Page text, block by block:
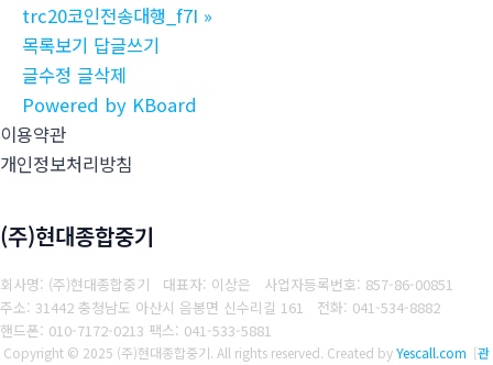
trc20코인전송대행_f7I »
목록보기 답글쓰기
글수정 글삭제
Powered by KBoard
이용약관
개인정보처리방침
(주)현대종합중기
회사명: (주)현대종합중기 대표자: 이상은 사업자등록번호: 857-86-00851
주소: 31442 충청남도 아산시 음봉면 신수리길 161 전화: 041-534-8882
핸드폰: 010-7172-0213 팩스: 041-533-5881
Copyright © 2025 (주)현대종합중기. All rights reserved. Created byYescall.com [관